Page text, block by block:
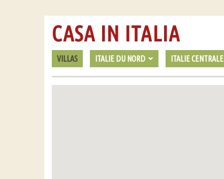
VILLAS ITALIE DU NORD ITALIE CENTRALE
CASA IN ITALIA